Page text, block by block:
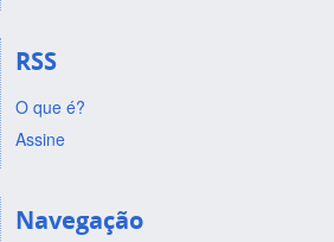
RSS
O que é?
Assine
Navegação